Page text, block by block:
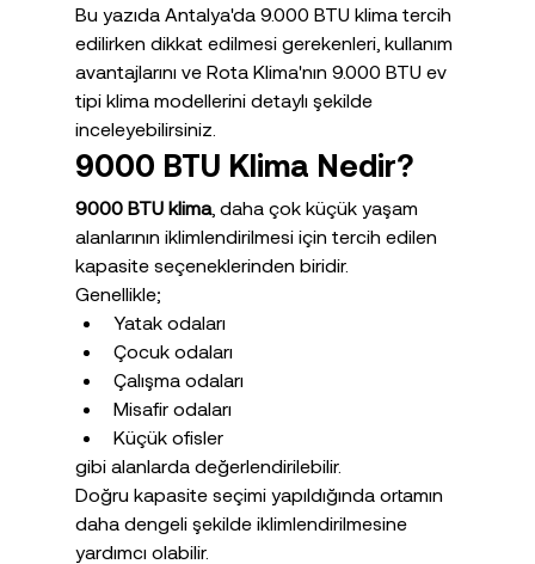
Bu yazıda Antalya'da 9.000 BTU klima tercih
edilirken dikkat edilmesi gerekenleri, kullanım
avantajlarını ve Rota Klima'nın 9.000 BTU ev
tipi klima modellerini detaylı şekilde
inceleyebilirsiniz.
9000 BTU Klima Nedir?
9000 BTU klima, daha çok küçük yaşam
alanlarının iklimlendirilmesi için tercih edilen
kapasite seçeneklerinden biridir.
Genellikle;
Yatak odaları
Çocuk odaları
Çalışma odaları
Misafir odaları
Küçük ofisler
gibi alanlarda değerlendirilebilir.
Doğru kapasite seçimi yapıldığında ortamın
daha dengeli şekilde iklimlendirilmesine
yardımcı olabilir.